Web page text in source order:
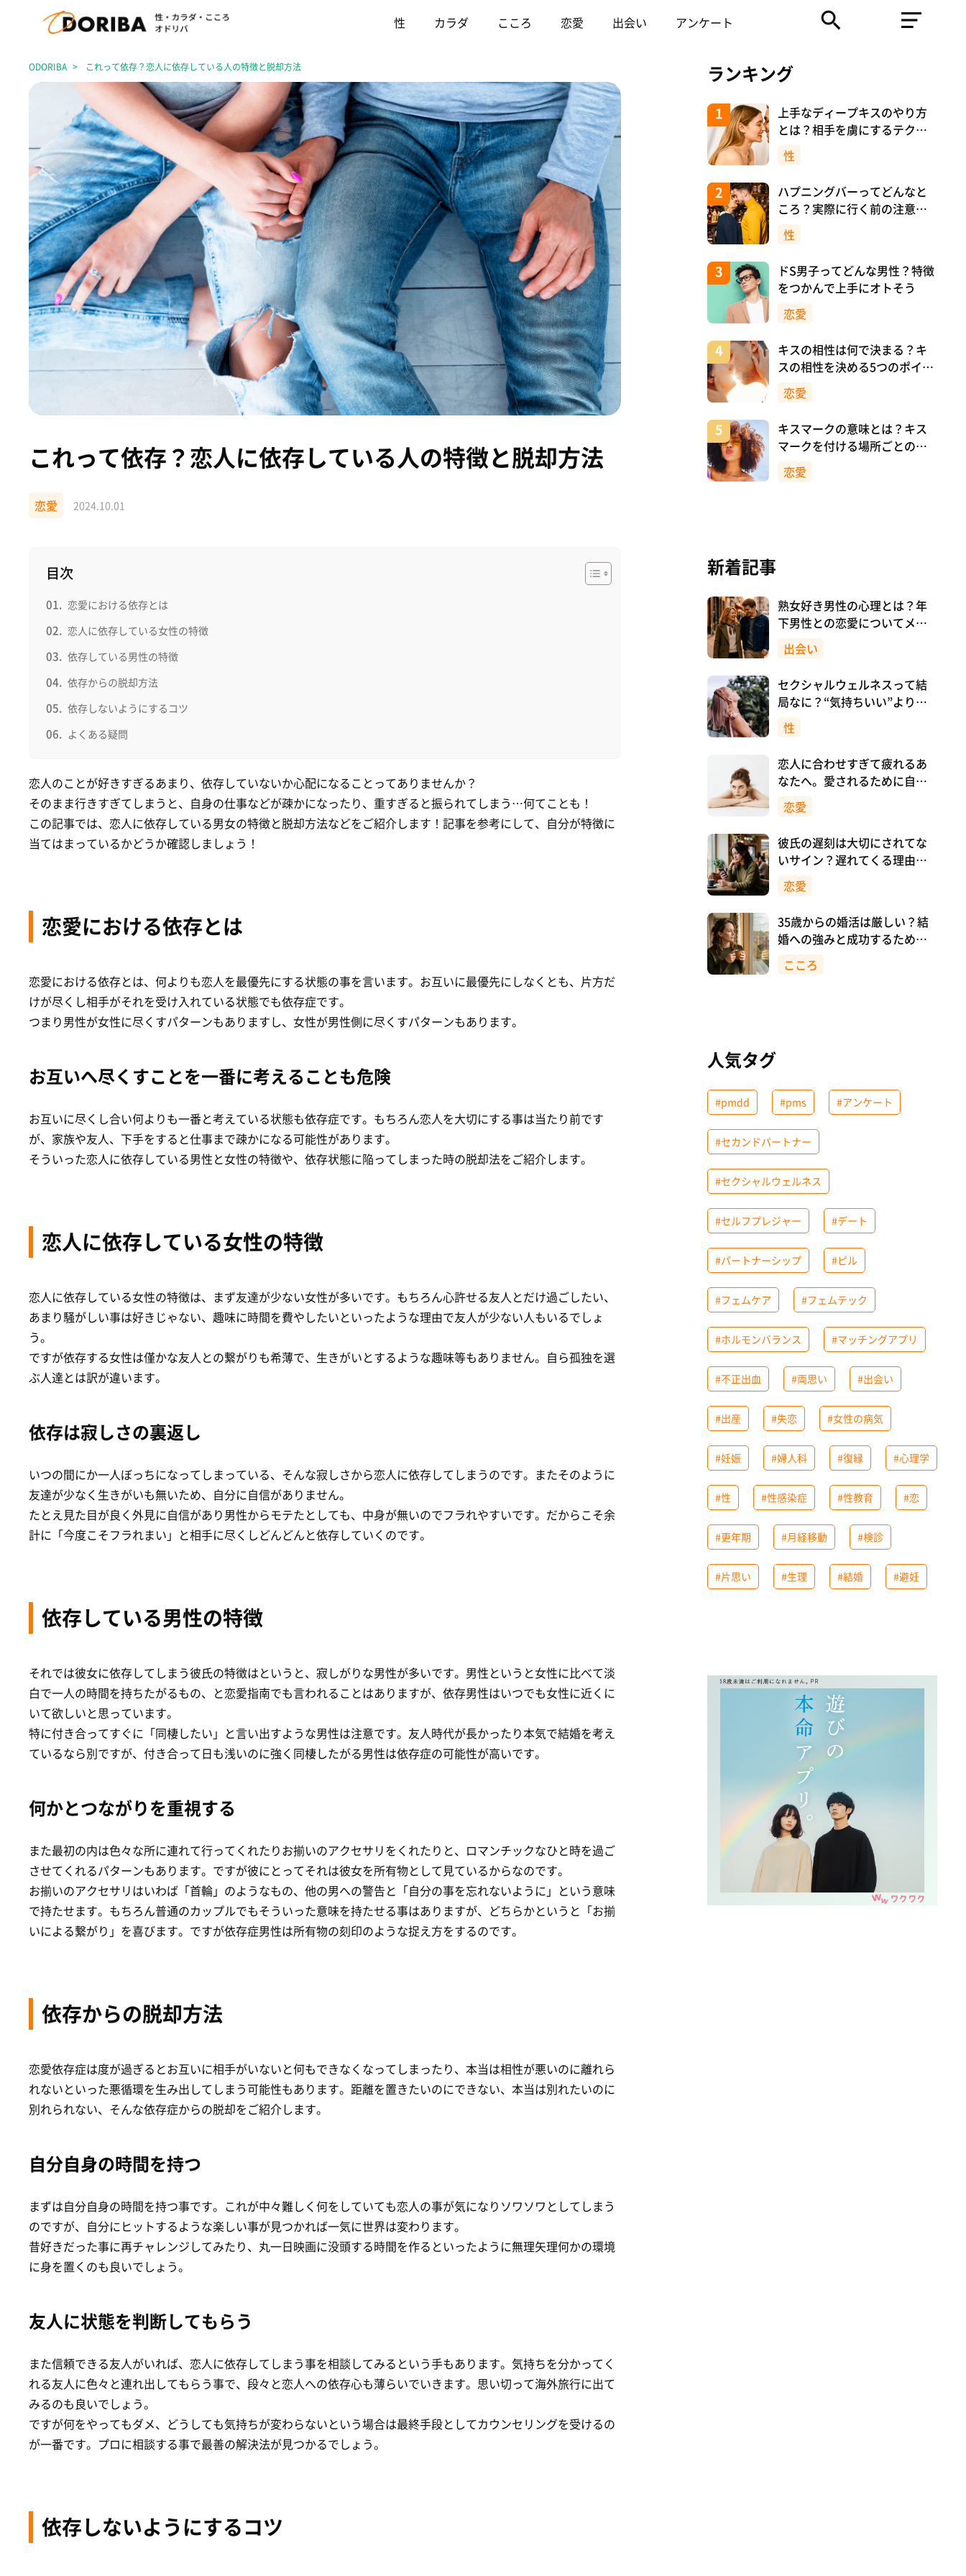
性 カラダ こころ 恋愛 出会い アンケート
ODORIBA これって依存？恋人に依存している人の特徴と脱却方法
これって依存？恋人に依存している人の特徴と脱却方法
恋愛 2024.10.01
目次
恋愛における依存とは
恋人に依存している女性の特徴
依存している男性の特徴
依存からの脱却方法
依存しないようにするコツ
よくある疑問
恋人のことが好きすぎるあまり、依存していないか心配になることってありませんか？
そのまま行きすぎてしまうと、自身の仕事などが疎かになったり、重すぎると振られてしまう…何てことも！
この記事では、恋人に依存している男女の特徴と脱却方法などをご紹介します！記事を参考にして、自分が特徴に
当てはまっているかどうか確認しましょう！
恋愛における依存とは
恋愛における依存とは、何よりも恋人を最優先にする状態の事を言います。お互いに最優先にしなくとも、片方だ
けが尽くし相手がそれを受け入れている状態でも依存症です。
つまり男性が女性に尽くすパターンもありますし、女性が男性側に尽くすパターンもあります。
お互いへ尽くすことを一番に考えることも危険
お互いに尽くし合い何よりも一番と考えている状態も依存症です。もちろん恋人を大切にする事は当たり前です
が、家族や友人、下手をすると仕事まで疎かになる可能性があります。
そういった恋人に依存している男性と女性の特徴や、依存状態に陥ってしまった時の脱却法をご紹介します。
恋人に依存している女性の特徴
恋人に依存している女性の特徴は、まず友達が少ない女性が多いです。もちろん心許せる友人とだけ過ごしたい、
あまり騒がしい事は好きじゃない、趣味に時間を費やしたいといったような理由で友人が少ない人もいるでしょ
う。
ですが依存する女性は僅かな友人との繋がりも希薄で、生きがいとするような趣味等もありません。自ら孤独を選
ぶ人達とは訳が違います。
依存は寂しさの裏返し
いつの間にか一人ぼっちになってしまっている、そんな寂しさから恋人に依存してしまうのです。またそのように
友達が少なく生きがいも無いため、自分に自信がありません。
たとえ見た目が良く外見に自信があり男性からモテたとしても、中身が無いのでフラれやすいです。だからこそ余
計に「今度こそフラれまい」と相手に尽くしどんどんと依存していくのです。
依存している男性の特徴
それでは彼女に依存してしまう彼氏の特徴はというと、寂しがりな男性が多いです。男性というと女性に比べて淡
白で一人の時間を持ちたがるもの、と恋愛指南でも言われることはありますが、依存男性はいつでも女性に近くに
いて欲しいと思っています。
特に付き合ってすぐに「同棲したい」と言い出すような男性は注意です。友人時代が長かったり本気で結婚を考え
ているなら別ですが、付き合って日も浅いのに強く同棲したがる男性は依存症の可能性が高いです。
何かとつながりを重視する
また最初の内は色々な所に連れて行ってくれたりお揃いのアクセサリをくれたりと、ロマンチックなひと時を過ご
させてくれるパターンもあります。ですが彼にとってそれは彼女を所有物として見ているからなのです。
お揃いのアクセサリはいわば「首輪」のようなもの、他の男への警告と「自分の事を忘れないように」という意味
で持たせます。もちろん普通のカップルでもそういった意味を持たせる事はありますが、どちらかというと「お揃
いによる繋がり」を喜びます。ですが依存症男性は所有物の刻印のような捉え方をするのです。
依存からの脱却方法
恋愛依存症は度が過ぎるとお互いに相手がいないと何もできなくなってしまったり、本当は相性が悪いのに離れら
れないといった悪循環を生み出してしまう可能性もあります。距離を置きたいのにできない、本当は別れたいのに
別れられない、そんな依存症からの脱却をご紹介します。
自分自身の時間を持つ
まずは自分自身の時間を持つ事です。これが中々難しく何をしていても恋人の事が気になりソワソワとしてしまう
のですが、自分にヒットするような楽しい事が見つかれば一気に世界は変わります。
昔好きだった事に再チャレンジしてみたり、丸一日映画に没頭する時間を作るといったように無理矢理何かの環境
に身を置くのも良いでしょう。
友人に状態を判断してもらう
また信頼できる友人がいれば、恋人に依存してしまう事を相談してみるという手もあります。気持ちを分かってく
れる友人に色々と連れ出してもらう事で、段々と恋人への依存心も薄らいでいきます。思い切って海外旅行に出て
みるのも良いでしょう。
ですが何をやってもダメ、どうしても気持ちが変わらないという場合は最終手段としてカウンセリングを受けるの
が一番です。プロに相談する事で最善の解決法が見つかるでしょう。
依存しないようにするコツ
ランキング
上手なディープキスのやり方
とは？相手を虜にするテクニ
ックを紹介！
性
ハプニングバーってどんなと
ころ？実際に行く前の注意や
マナーについて！
性
ドS男子ってどんな男性？特徴
をつかんで上手にオトそう
恋愛
キスの相性は何で決まる？キ
スの相性を決める5つのポイン
ト
恋愛
キスマークの意味とは？キス
マークを付ける場所ごとの意
味を詳しく解説
恋愛
新着記事
熟女好き男性の心理とは？年
下男性との恋愛についてメリ
ットも解説！
出会い
セクシャルウェルネスって結
局なに？“気持ちいい”より先
に、自分を大切にすること
性
恋人に合わせすぎて疲れるあ
なたへ。愛されるために自分
を消さない恋愛のつくり方
恋愛
彼氏の遅刻は大切にされてな
いサイン？遅れてくる理由と
対処法
恋愛
35歳からの婚活は厳しい？結
婚への強みと成功するために
意識したいこと
こころ
人気タグ
#pmdd #pms #アンケート
#セカンドパートナー
#セクシャルウェルネス
#セルフプレジャー #デート
#パートナーシップ #ピル
#フェムケア #フェムテック
#ホルモンバランス #マッチングアプリ
#不正出血 #両思い #出会い
#出産 #失恋 #女性の病気
#妊娠 #婦人科 #復縁 #心理学
#性 #性感染症 #性教育 #恋
#更年期 #月経移動 #検診
#片思い #生理 #結婚 #避妊